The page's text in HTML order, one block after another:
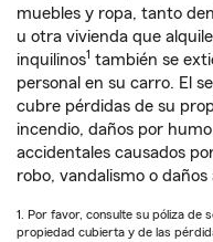
muebles y ropa, tanto
u otra vivienda que
inquilinos1 también se
personal en su carro. El
cubre pérdidas de su
incendio, daños por
accidentales causados
robo, vandalismo o daños
1. Por favor, consulte su póliza de
propiedad cubierta y de las